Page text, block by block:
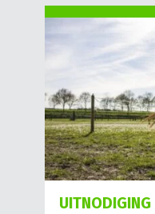
UITNODIGING